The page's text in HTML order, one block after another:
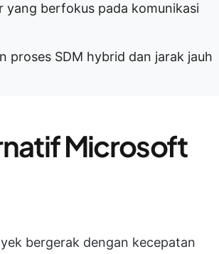
yang berfokus pada komunikasi
proses SDM hybrid dan jarak jauh
Microsoft
bergerak dengan kecepatan